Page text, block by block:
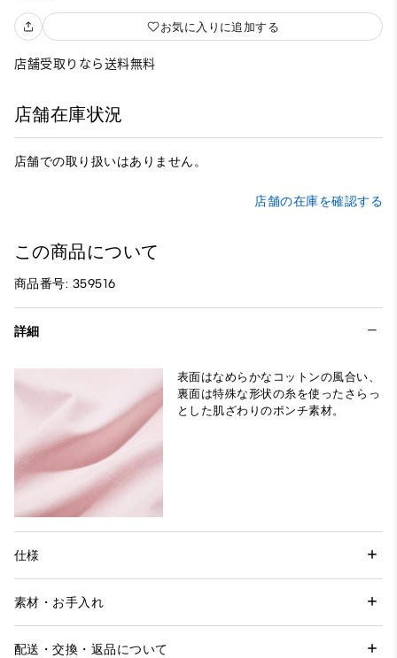
お気に入りに追加する
店舗受取りなら送料無料
店舗在庫状況
店舗での取り扱いはありません。
店舗の在庫を確認する
この商品について
商品番号: 359516
詳細
表面はなめらかなコットンの風合い、
裏面は特殊な形状の糸を使ったさらっ
とした肌ざわりのポンチ素材。
仕様
素材・お手入れ
配送・交換・返品について